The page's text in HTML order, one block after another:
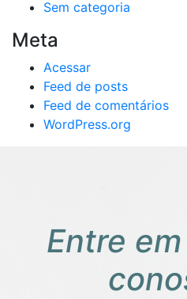
Sem categoria
Meta
Acessar
Feed de posts
Feed de comentários
WordPress.org
Entre